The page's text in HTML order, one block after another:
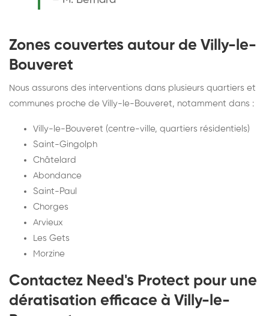
Zones couvertes autour de Villy-le-
Bouveret
Nous assurons des interventions dans plusieurs quartiers et
communes proche de Villy-le-Bouveret, notamment dans :
Villy-le-Bouveret (centre-ville, quartiers résidentiels)
Saint-Gingolph
Châtelard
Abondance
Saint-Paul
Chorges
Arvieux
Les Gets
Morzine
Contactez Need's Protect pour une
dératisation efficace à Villy-le-